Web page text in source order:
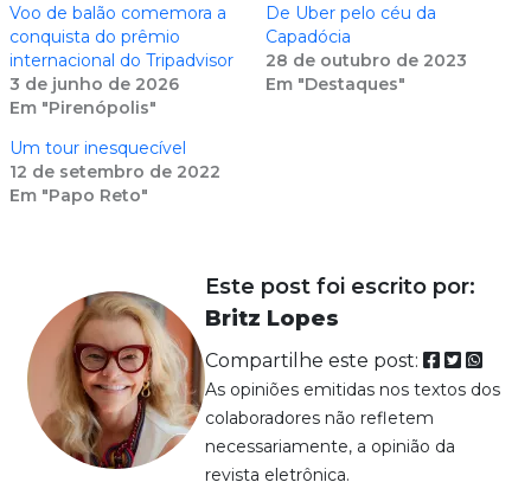
Voo de balão comemora a
conquista do prêmio
internacional do Tripadvisor
3 de junho de 2026
Em "Pirenópolis"
De Uber pelo céu da
Capadócia
28 de outubro de 2023
Em "Destaques"
Um tour inesquecível
12 de setembro de 2022
Em "Papo Reto"
Este post foi escrito por:
Britz Lopes
Compartilhe este post:
As opiniões emitidas nos textos dos
colaboradores não refletem
necessariamente, a opinião da
revista eletrônica.